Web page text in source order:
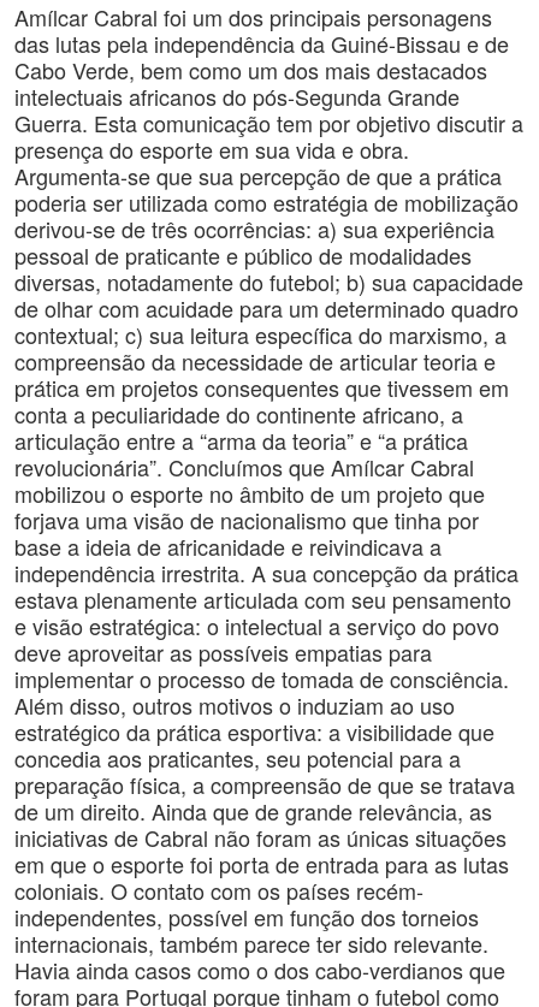
Amílcar Cabral foi um dos principais personagens
das lutas pela independência da Guiné-Bissau e de
Cabo Verde, bem como um dos mais destacados
intelectuais africanos do pós-Segunda Grande
Guerra. Esta comunicação tem por objetivo discutir a
presença do esporte em sua vida e obra.
Argumenta-se que sua percepção de que a prática
poderia ser utilizada como estratégia de mobilização
derivou-se de três ocorrências: a) sua experiência
pessoal de praticante e público de modalidades
diversas, notadamente do futebol; b) sua capacidade
de olhar com acuidade para um determinado quadro
contextual; c) sua leitura específica do marxismo, a
compreensão da necessidade de articular teoria e
prática em projetos consequentes que tivessem em
conta a peculiaridade do continente africano, a
articulação entre a “arma da teoria” e “a prática
revolucionária”. Concluímos que Amílcar Cabral
mobilizou o esporte no âmbito de um projeto que
forjava uma visão de nacionalismo que tinha por
base a ideia de africanidade e reivindicava a
independência irrestrita. A sua concepção da prática
estava plenamente articulada com seu pensamento
e visão estratégica: o intelectual a serviço do povo
deve aproveitar as possíveis empatias para
implementar o processo de tomada de consciência.
Além disso, outros motivos o induziam ao uso
estratégico da prática esportiva: a visibilidade que
concedia aos praticantes, seu potencial para a
preparação física, a compreensão de que se tratava
de um direito. Ainda que de grande relevância, as
iniciativas de Cabral não foram as únicas situações
em que o esporte foi porta de entrada para as lutas
coloniais. O contato com os países recém-
independentes, possível em função dos torneios
internacionais, também parece ter sido relevante.
Havia ainda casos como o dos cabo-verdianos que
foram para Portugal porque tinham o futebol como